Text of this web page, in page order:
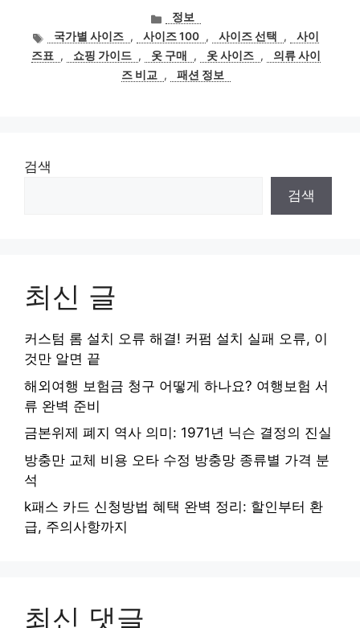
카
테
고
리
정보
태
그
국가별 사이즈 , 사이즈 100 , 사이즈 선택 ,
사이
즈표
, 쇼핑 가이드 , 옷 구매 , 옷 사이즈 ,
의류 사이
즈 비교
, 패션 정보
검색
검색
최신 글
커스텀 롬 설치 오류 해결! 커펌 설치 실패 오류, 이
것만 알면 끝
해외여행 보험금 청구 어떻게 하나요? 여행보험 서
류 완벽 준비
금본위제 폐지 역사 의미: 1971년 닉슨 결정의 진실
방충만 교체 비용 오타 수정 방충망 종류별 가격 분
석
k패스 카드 신청방법 혜택 완벽 정리: 할인부터 환
급, 주의사항까지
최신 댓글